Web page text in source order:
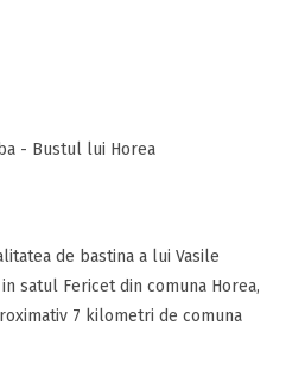
- Bustul lui Horea
de bastina a lui Vasile
satul Fericet din comuna Horea,
7 kilometri de comuna